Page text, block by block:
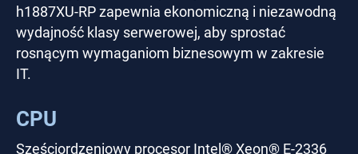
h1887XU-RP zapewnia ekonomiczną i niezawodną
wydajność klasy serwerowej, aby sprostać
rosnącym wymaganiom biznesowym w zakresie
IT.
CPU
Sześciordzeniowy procesor Intel® Xeon® E-2336